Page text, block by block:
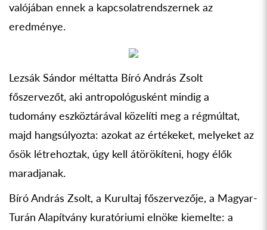
valójában ennek a kapcsolatrendszernek az
eredménye.
Lezsák Sándor méltatta Bíró András Zsolt
főszervezőt, aki antropológusként mindig a
tudomány eszköztárával közelíti meg a régmúltat,
majd hangsúlyozta: azokat az értékeket, melyeket az
ősök létrehoztak, úgy kell átörökíteni, hogy élők
maradjanak.
Bíró András Zsolt, a Kurultaj főszervezője, a Magyar-
Turán Alapítvány kuratóriumi elnöke kiemelte: a